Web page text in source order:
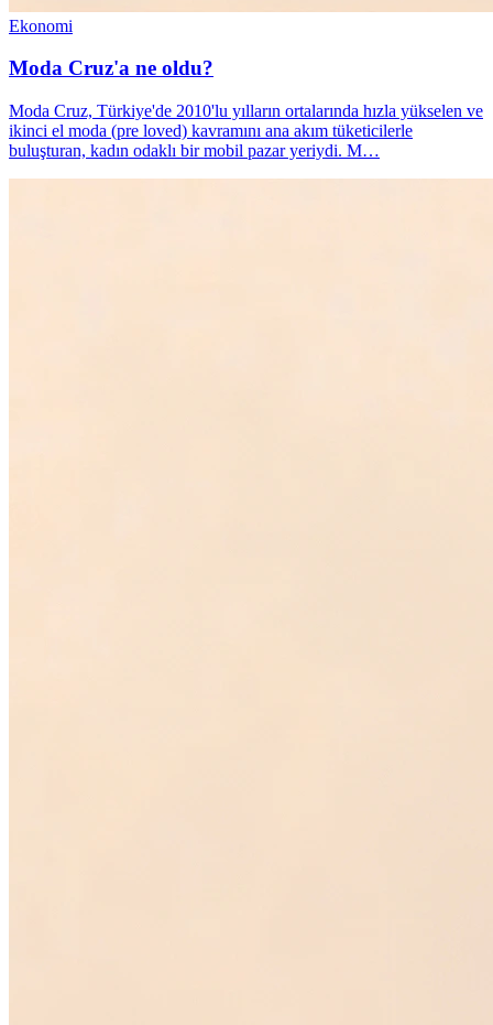
Ekonomi
Moda Cruz'a ne oldu?
Moda Cruz, Türkiye'de 2010'lu yılların ortalarında hızla yükselen ve
ikinci el moda (pre loved) kavramını ana akım tüketicilerle
buluşturan, kadın odaklı bir mobil pazar yeriydi. M…